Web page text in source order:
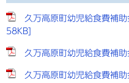
久万高原町幼児給食費補
58KB]
久万高原町幼児給食費補
久万高原町幼児給食費補